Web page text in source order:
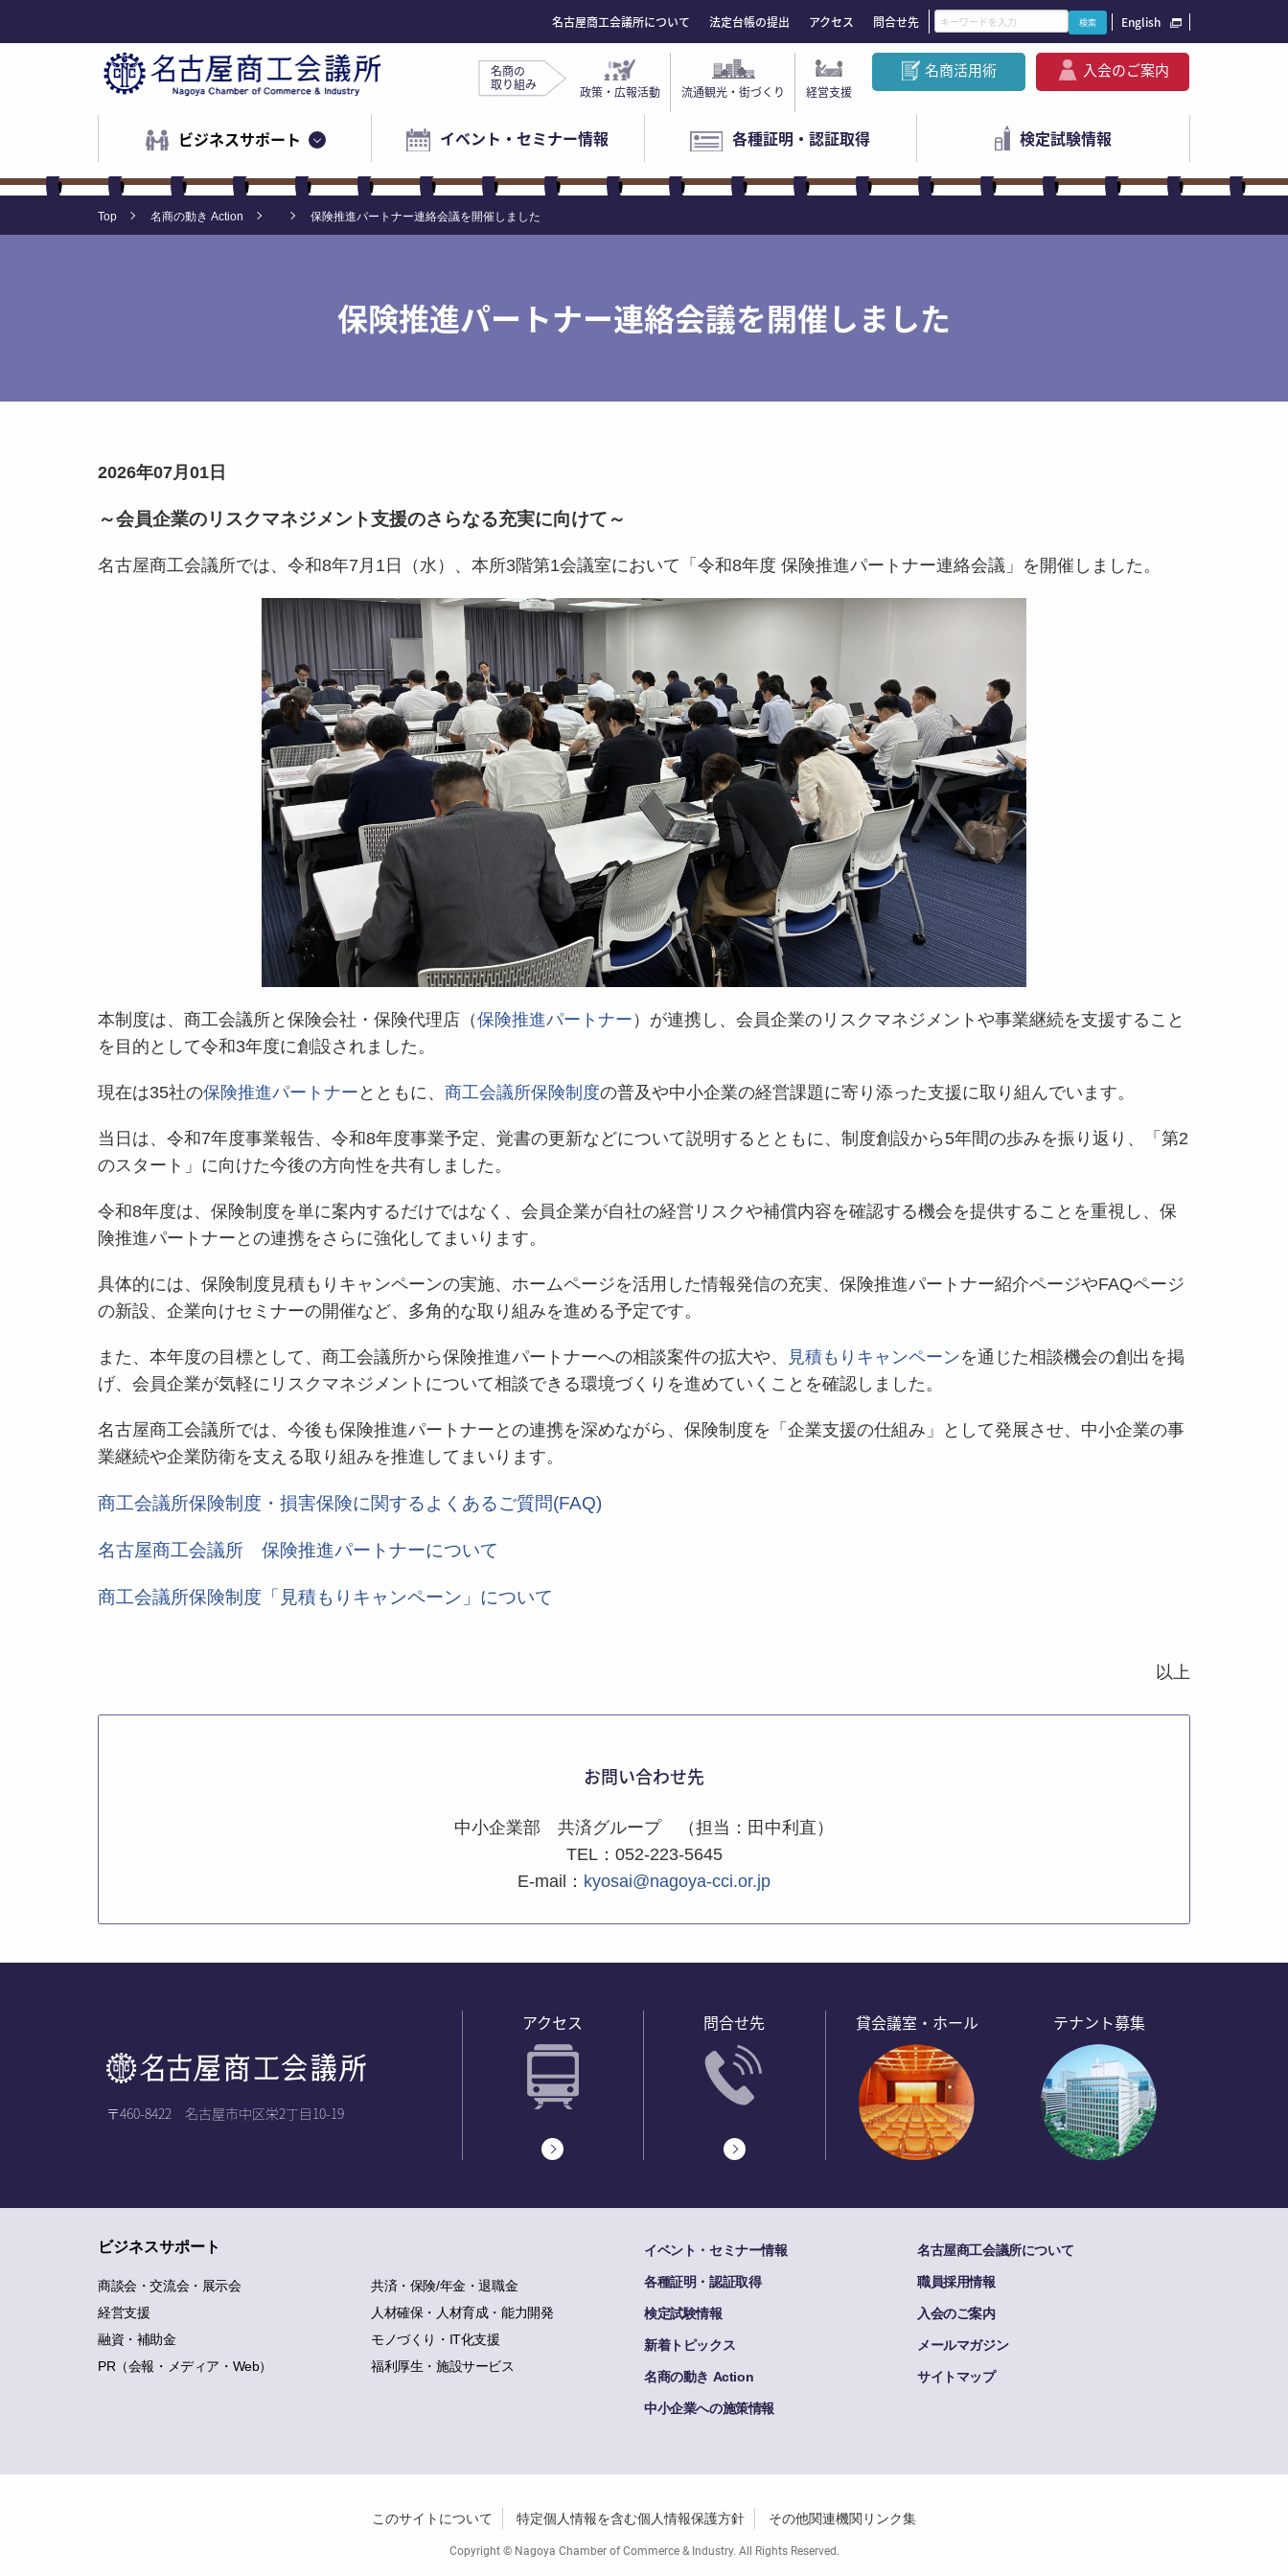
ビジネスサポート イベント・セミナー情報 各種証明・認証取得 検定試験情報
名商の
取り組み 政策・広報活動 流通観光・街づくり 経営支援
名商活用術 入会のご案内
名古屋商工会議所について 法定台帳の提出 アクセス 問合せ先 English
Top 名商の動き Action 保険推進パートナー連絡会議を開催しました
保険推進パートナー連絡会議を開催しました
2026年07月01日
～会員企業のリスクマネジメント支援のさらなる充実に向けて～
名古屋商工会議所では、令和8年7月1日（水）、本所3階第1会議室において「令和8年度 保険推進パートナー連絡会議」を開催しました。
本制度は、商工会議所と保険会社・保険代理店（保険推進パートナー ）が連携し、会員企業のリスクマネジメントや事業継続を支援すること
を目的として令和3年度に創設されました。
現在は35社の保険推進パートナー とともに、 商工会議所保険制度の普及や中小企業の経営課題に寄り添った支援に取り組んでいます。
当日は、令和7年度事業報告、令和8年度事業予定、覚書の更新などについて説明するとともに、制度創設から5年間の歩みを振り返り、「第2
のスタート」に向けた今後の方向性を共有しました。
令和8年度は、保険制度を単に案内するだけではなく、会員企業が自社の経営リスクや補償内容を確認する機会を提供することを重視し、保
険推進パートナーとの連携をさらに強化してまいります。
具体的には、保険制度見積もりキャンペーンの実施、ホームページを活用した情報発信の充実、保険推進パートナー紹介ページやFAQページ
の新設、企業向けセミナーの開催など、多角的な取り組みを進める予定です。
また、本年度の目標として、商工会議所から保険推進パートナーへの相談案件の拡大や、 見積もりキャンペーンを通じた相談機会の創出を掲
げ、会員企業が気軽にリスクマネジメントについて相談できる環境づくりを進めていくことを確認しました。
名古屋商工会議所では、今後も保険推進パートナーとの連携を深めながら、保険制度を「企業支援の仕組み」として発展させ、中小企業の事
業継続や企業防衛を支える取り組みを推進してまいります。
商工会議所保険制度・損害保険に関するよくあるご質問(FAQ)
名古屋商工会議所 保険推進パートナーについて
商工会議所保険制度「見積もりキャンペーン」について
以上
お問い合わせ先
中小企業部 共済グループ （担当：田中利直）
TEL：052-223-5645
E-mail： kyosai@nagoya-cci.or.jp
〒460-8422 名古屋市中区栄2丁目10-19
アクセス 問合せ先 貸会議室・ホール テナント募集
ビジネスサポート
商談会・交流会・展示会
経営支援
融資・補助金
PR（会報・メディア・Web）
共済・保険/年金・退職金
人材確保・人材育成・能力開発
モノづくり・IT化支援
福利厚生・施設サービス
イベント・セミナー情報
各種証明・認証取得
検定試験情報
新着トピックス
名商の動き Action
中小企業への施策情報
名古屋商工会議所について
職員採用情報
入会のご案内
メールマガジン
サイトマップ
このサイトについて 特定個人情報を含む個人情報保護方針 その他関連機関リンク集
Copyright © Nagoya Chamber of Commerce & Industry. All Rights Reserved.